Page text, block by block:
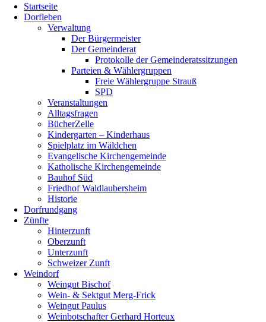
oben
scrollen
Startseite
Dorfleben
Verwaltung
Der Bürgermeister
Der Gemeinderat
Protokolle der Gemeinderatssitzungen
Parteien & Wählergruppen
Freie Wählergruppe Strauß
SPD
Veranstaltungen
Alltagsfragen
BücherZelle
Kindergarten – Kinderhaus
Spielplatz im Wäldchen
Evangelische Kirchengemeinde
Katholische Kirchengemeinde
Bauhof Süd
Friedhof Waldlaubersheim
Historie
Dorfrundgang
Zünfte
Hinterzunft
Oberzunft
Unterzunft
Schweizer Zunft
Weindorf
Weingut Bischof
Wein- & Sektgut Merg-Frick
Weingut Paulus
Weinbotschafter Gerhard Horteux